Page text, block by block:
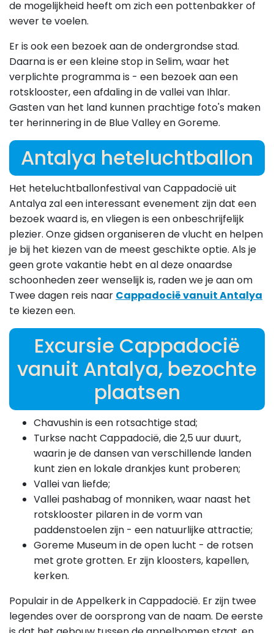
de mogelijkheid heeft om zich een pottenbakker of
wever te voelen.
Er is ook een bezoek aan de ondergrondse stad.
Daarna is er een kleine stop in Selim, waar het
verplichte programma is - een bezoek aan een
rotsklooster, een afdaling in de vallei van Ihlar.
Gasten van het land kunnen prachtige foto's maken
ter herinnering in de Blue Valley en Goreme.
Antalya heteluchtballon
Het heteluchtballonfestival van Cappadocië uit
Antalya zal een interessant evenement zijn dat een
bezoek waard is, en vliegen is een onbeschrijfelijk
plezier. Onze gidsen organiseren de vlucht en helpen
je bij het kiezen van de meest geschikte optie. Als je
geen grote vakantie hebt en al deze onaardse
schoonheden zeer wenselijk is, raden we je aan om
Twee dagen reis naar Cappadocië vanuit Antalya
te kiezen een.
Excursie Cappadocië
vanuit Antalya, bezochte
plaatsen
Chavushin is een rotsachtige stad;
Turkse nacht Cappadocië, die 2,5 uur duurt,
waarin je de dansen van verschillende landen
kunt zien en lokale drankjes kunt proberen;
Vallei van liefde;
Vallei pashabag of monniken, waar naast het
rotsklooster pilaren in de vorm van
paddenstoelen zijn - een natuurlijke attractie;
Goreme Museum in de open lucht - de rotsen
met grote grotten. Er zijn kloosters, kapellen,
kerken.
Populair in de Appelkerk in Cappadocië. Er zijn twee
legendes over de oorsprong van de naam. De eerste